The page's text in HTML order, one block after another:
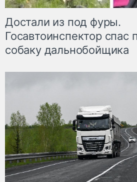
Достали из под фуры.
Госавтоинспектор спас
собаку дальнобойщика